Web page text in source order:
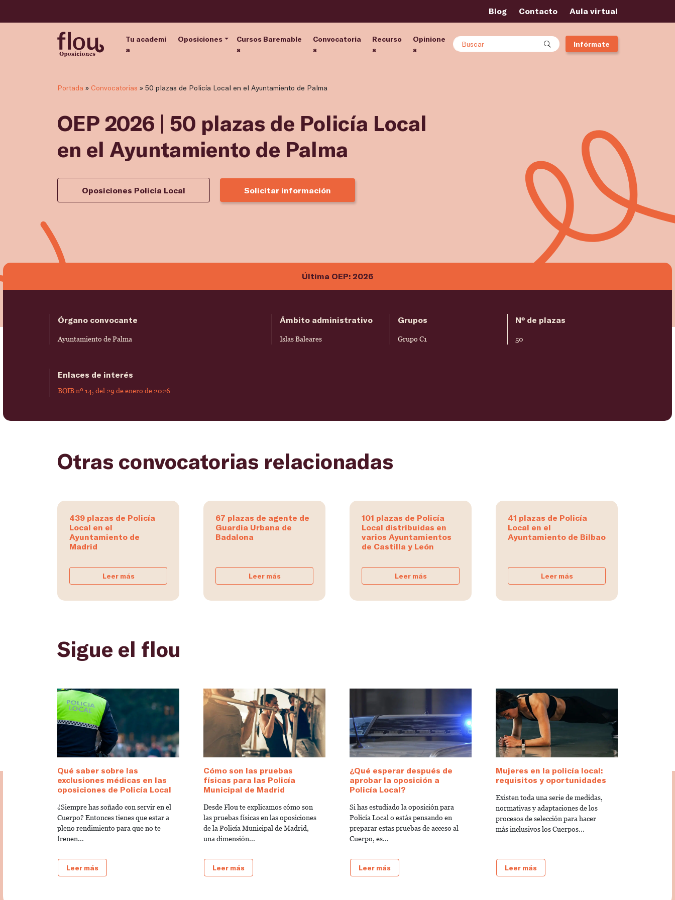
Blog Contacto Aula virtual
Tu academi
a
Oposiciones
Cursos Baremable
s
Convocatoria
s
Recurso
s
Opinione
s
Buscar Infórmate
Portada » Convocatorias » 50 plazas de Policía Local en el Ayuntamiento de Palma
OEP 2026 | 50 plazas de Policía Local
en el Ayuntamiento de Palma
Oposiciones Policía Local Solicitar información
Última OEP: 2026
Órgano convocante
Ayuntamiento de Palma
Ámbito administrativo
Islas Baleares
Grupos
Grupo C1
Nº de plazas
50
Enlaces de interés
BOIB nº 14, del 29 de enero de 2026
Otras convocatorias relacionadas
439 plazas de Policía
Local en el
Ayuntamiento de
Madrid
Leer más
67 plazas de agente de
Guardia Urbana de
Badalona
Leer más
101 plazas de Policía
Local distribuidas en
varios Ayuntamientos
de Castilla y León
Leer más
41 plazas de Policía
Local en el
Ayuntamiento de Bilbao
Leer más
Sigue el flou
Qué saber sobre las
exclusiones médicas en las
oposiciones de Policía Local
¿Siempre has soñado con servir en el
Cuerpo? Entonces tienes que estar a
pleno rendimiento para que no te
frenen...
Leer más
Cómo son las pruebas
físicas para las Policía
Municipal de Madrid
Desde Flou te explicamos cómo son
las pruebas físicas en las oposiciones
de la Policía Municipal de Madrid,
una dimensión...
Leer más
¿Qué esperar después de
aprobar la oposición a
Policía Local?
Si has estudiado la oposición para
Policía Local o estás pensando en
preparar estas pruebas de acceso al
Cuerpo, es...
Leer más
Mujeres en la policía local:
requisitos y oportunidades
Existen toda una serie de medidas,
normativas y adaptaciones de los
procesos de selección para hacer
más inclusivos los Cuerpos...
Leer más